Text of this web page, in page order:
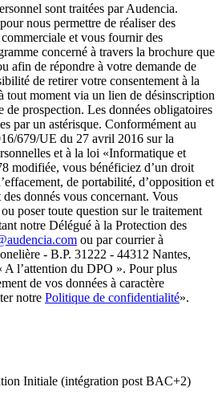
sont traitées par Audencia.
nous permettre de réaliser des
et vous fournir des
concerné à travers la brochure que
afin de répondre à votre demande de
de retirer votre consentement à la
tout moment via un lien de désinscription
de prospection. Les données obligatoires
par un astérisque. Conformément au
679/UE du 27 avril 2016 sur la
et à la loi «Informatique et
modifiée, vous bénéficiez d’un droit
de portabilité, d’opposition et
donnés vous concernant. Vous
poser toute question sur le traitement
notre Délégué à la Protection des
ou par courrier à
- B.P. 31222 - 44312 Nantes,
A l’attention du DPO ». Pour plus
de vos données à caractère
notre Politique de confidentialité».
Initiale (intégration post BAC+2)